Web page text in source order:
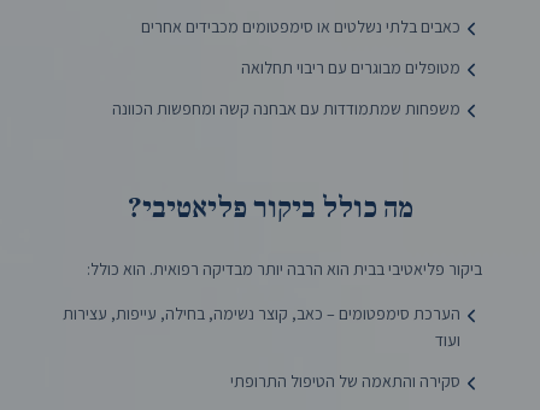
כאבים בלתי נשלטים או סימפטומים מכבידים אחרים
מטופלים מבוגרים עם ריבוי תחלואה
משפחות שמתמודדות עם אבחנה קשה ומחפשות הכוונה
מה כולל ביקור פליאטיבי?
ביקור פליאטיבי בבית הוא הרבה יותר מבדיקה רפואית. הוא כולל:
הערכת סימפטומים – כאב, קוצר נשימה, בחילה, עייפות, עצירות
ועוד
סקירה והתאמה של הטיפול התרופתי